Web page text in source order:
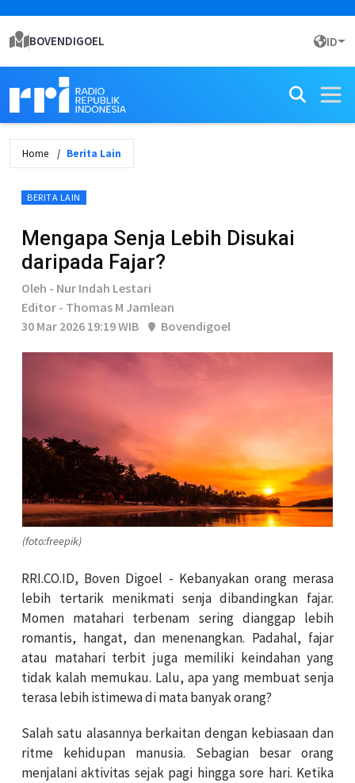
BOVENDIGOEL ID
Home Berita Lain
BERITA LAIN
Mengapa Senja Lebih Disukai
daripada Fajar?
Oleh - Nur Indah Lestari
Editor - Thomas M Jamlean
30 Mar 2026 19:19 WIB
Bovendigoel
(foto:freepik)
RRI.CO.ID, Boven Digoel - Kebanyakanorang merasa
lebih tertarik menikmati senja dibandingkan fajar.
Momen matahari terbenam sering dianggap lebih
romantis, hangat, dan menenangkan. Padahal, fajar
atau matahari terbit juga memiliki keindahan yang
tidak kalah memukau. Lalu, apa yang membuat senja
terasa lebih istimewa di mata banyak orang?
Salah satu alasannya berkaitan dengan kebiasaan dan
ritme kehidupan manusia. Sebagian besar orang
menjalani aktivitas sejak pagi hingga sore hari. Ketika